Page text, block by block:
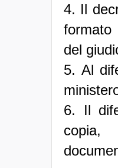
4. Il
formato
del
5. Al
6. Il
copia,